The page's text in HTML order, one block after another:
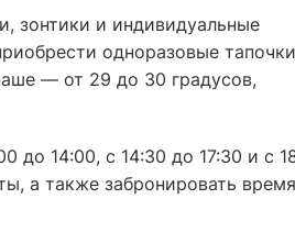
зонтики и индивидуальные
одноразовые тапочки
— от 29 до 30 градусов,
до 14:00, с 14:30 до 17:30 и с
а также забронировать время